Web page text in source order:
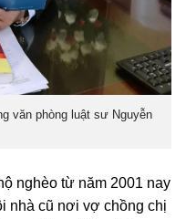
văn phòng luật sư Nguyễn
nghèo từ năm 2001 nay
nhà cũ nơi vợ chồng chị